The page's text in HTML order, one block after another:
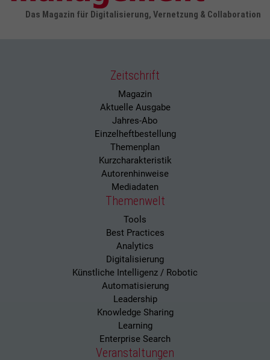
Das Magazin für Digitalisierung, Vernetzung & Collaboration
Zeitschrift
Magazin
Aktuelle Ausgabe
Jahres-Abo
Einzelheftbestellung
Themenplan
Kurzcharakteristik
Autorenhinweise
Mediadaten
Themenwelt
Tools
Best Practices
Analytics
Digitalisierung
Künstliche Intelligenz / Robotic
Automatisierung
Leadership
Knowledge Sharing
Learning
Enterprise Search
Veranstaltungen